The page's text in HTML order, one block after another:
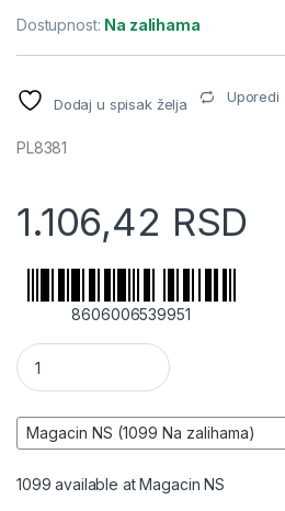
Dostupnost: Na zalihama
Dodaj u spisak želja Uporedi
PL8381
1.106,42 RSD
8606006539951
2u1 LED baterijska lampa i power
1099 available at Magacin NS